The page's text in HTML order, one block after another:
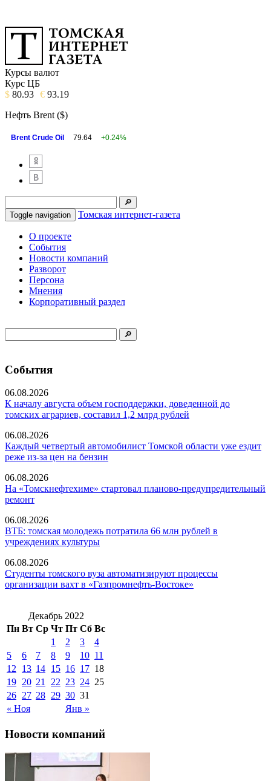
Курсы валют
Курс ЦБ
$ 80.93 € 93.19
Нефть Brent ($)
Brent Crude Oil 79.64 +0.24%
Toggle navigation Томская интернет-газета
О проекте
События
Новости компаний
Разворот
Персона
Мнения
Корпоративный раздел
События
06.08.2026
К началу августа объем господдержки, доведенной до
томских аграриев, составил 1,2 млрд рублей
06.08.2026
Каждый четвертый автомобилист Томской области уже ездит
реже из-за цен на бензин
06.08.2026
На «Томскнефтехиме» стартовал планово-предупредительный
ремонт
06.08.2026
ВТБ: томская молодежь потратила 66 млн рублей в
учреждениях культуры
06.08.2026
Студенты томского вуза автоматизируют процессы
организации вахт в «Газпромнефть-Востоке»
Декабрь 2022
Пн Вт Ср Чт Пт Сб Вс
« Ноя Янв »
1 2 3
4
5
6 7 8 9 10 11
12 13 14 15 16 17 18
19 20 21 22 23 24 25
26 27 28 29 30 31
Новости компаний